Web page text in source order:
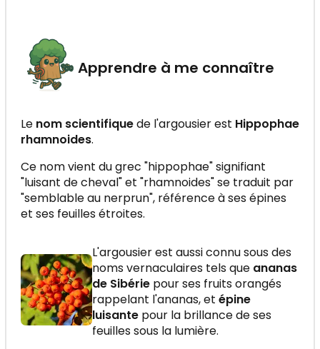
Apprendre à me connaître
Le nom scientifiquede l'argousier est Hippophae
rhamnoides.
Ce nom vient du grec "hippophae" signifiant
"luisant de cheval" et "rhamnoides" se traduit par
"semblable au nerprun", référence à ses épines
et ses feuilles étroites.
L'argousier est aussi connu sous des
noms vernaculaires tels que ananas
de Sibérie pour ses fruits orangés
rappelant l'ananas, et épine
luisante pour la brillance de ses
feuilles sous la lumière.